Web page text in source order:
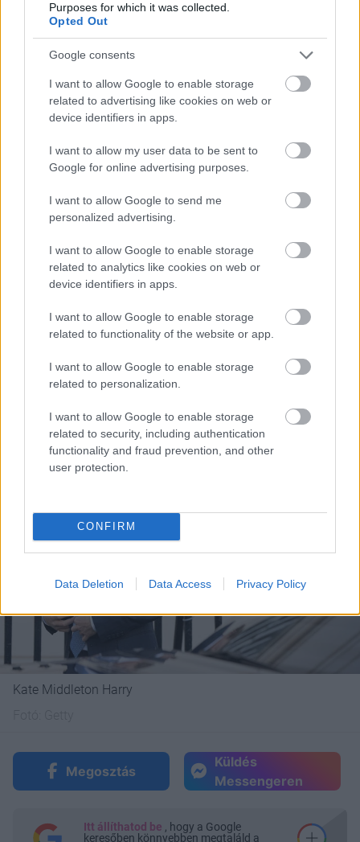
Purposes for which it was collected.
Opted Out
Google consents
I want to allow Google to enable storage
related to advertising like cookies on web or
device identifiers in apps.
I want to allow my user data to be sent to
Google for online advertising purposes.
I want to allow Google to send me
personalized advertising.
I want to allow Google to enable storage
related to analytics like cookies on web or
device identifiers in apps.
I want to allow Google to enable storage
related to functionality of the website or app.
I want to allow Google to enable storage
related to personalization.
I want to allow Google to enable storage
related to security, including authentication
functionality and fraud prevention, and other
user protection.
CONFIRM
Data Deletion Data Access Privacy Policy
Getty
Külön felhívnánk a figyelmedet Kate Middleton
tökéletesen hullámos hajára, ami ez alkalommal
szép?
Kate Middleton Harry
Megosztás
Küldés
Messengeren
Itt állíthatod be , hogy a Google
keresőben könnyebben megtaláld a